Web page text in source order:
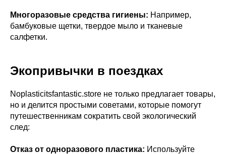
Многоразовые средства гигиены: Например,
бамбуковые щетки, твердое мыло и тканевые
салфетки.
Экопривычки в поездках
Noplasticitsfantastic.store не только предлагает товары,
но и делится простыми советами, которые помогут
путешественникам сократить свой экологический
след:
Отказ от одноразового пластика: Используйте